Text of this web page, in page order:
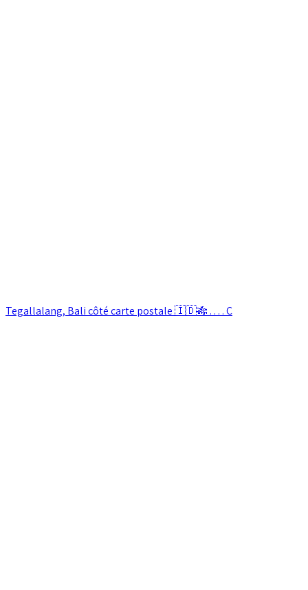
Tegallalang, Bali côté carte postale 🇮🇩🎋 . . . . C